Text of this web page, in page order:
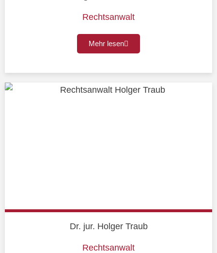
Rechtsanwalt
Mehr lesen
Dr. jur. Holger Traub
Rechtsanwalt